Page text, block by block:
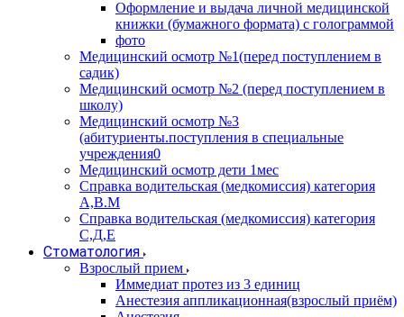
Оформление и выдача личной медицинской
книжки (бумажного формата) с голограммой
фото
Медицинский осмотр №1(перед поступлением в
садик)
Медицинский осмотр №2 (перед поступлением в
школу)
Медицинский осмотр №3
(абитуриенты.поступления в специальные
учреждения0
Медицинский осмотр дети 1мес
Справка водительская (медкомиссия) категория
А,В.М
Справка водительская (медкомиссия) категория
С,Д,Е
Стоматология
Взрослый прием
Иммедиат протез из 3 единиц
Анестезия аппликационная(взрослый приём)